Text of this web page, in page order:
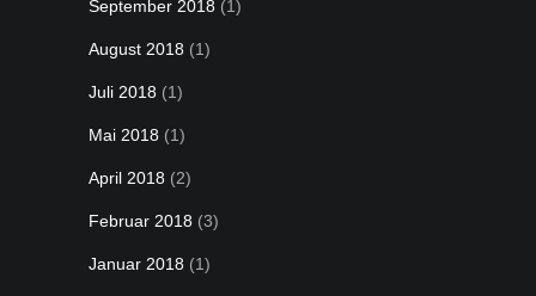
September 2018 (1)
August 2018 (1)
Juli 2018 (1)
Mai 2018 (1)
April 2018 (2)
Februar 2018 (3)
Januar 2018 (1)